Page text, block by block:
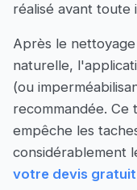
réalisé avant toute
Après le
naturelle,
(ou
recommandée.
empêche les
considérablement
votre devis gratuit